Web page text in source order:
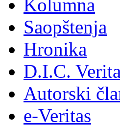
Kolumna
Saopštenja
Hronika
D.I.C.
Autorski
e-Veritas